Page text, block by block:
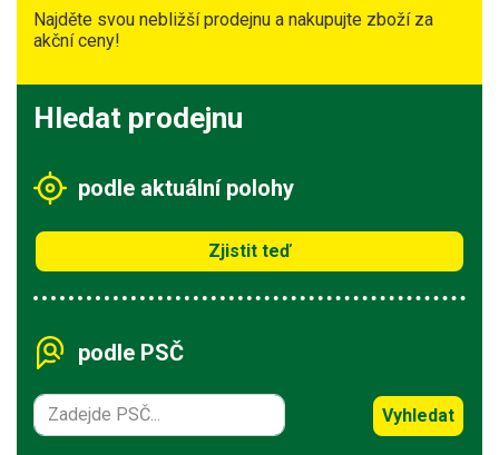
Najděte svou nebližší prodejnu a nakupujte zboží za
akční ceny!
Hledat prodejnu
podle aktuální polohy
Zjistit teď
podle PSČ
Vyhledat